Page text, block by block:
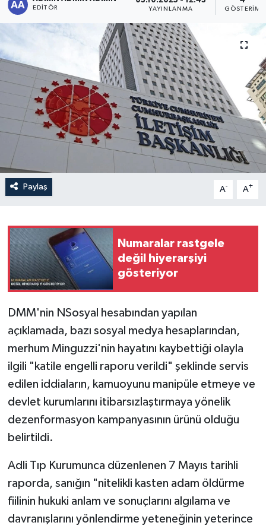
EDITÖR YAYINLANMA GÖSTERIM
Paylaş A- A+
Numaralar rastgele
değil hiyerarşiyi
gösteriyor
DMM'nin NSosyal hesabından yapılan
açıklamada, bazı sosyal medya hesaplarından,
merhum Minguzzi'nin hayatını kaybettiği olayla
ilgili "katile engelli raporu verildi" şeklinde servis
edilen iddiaların, kamuoyunu manipüle etmeye ve
devlet kurumlarını itibarsızlaştırmaya yönelik
dezenformasyon kampanyasının ürünü olduğu
belirtildi.
Adli Tıp Kurumunca düzenlenen 7 Mayıs tarihli
raporda, sanığın "nitelikli kasten adam öldürme
fiilinin hukuki anlam ve sonuçlarını algılama ve
davranışlarını yönlendirme yeteneğinin yeterince
Sağlık
Spor
Türkiye